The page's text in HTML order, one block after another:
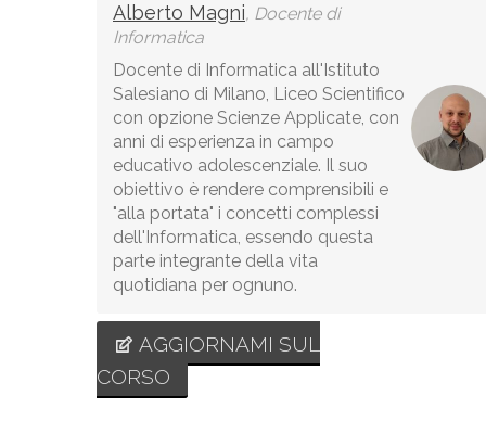
Alberto Magni, Docente di
Informatica
Docente di Informatica all'Istituto
Salesiano di Milano, Liceo Scientifico
con opzione Scienze Applicate, con
anni di esperienza in campo
educativo adolescenziale. Il suo
obiettivo è rendere comprensibili e
"alla portata" i concetti complessi
dell'Informatica, essendo questa
parte integrante della vita
quotidiana per ognuno.
AGGIORNAMI SUL
CORSO